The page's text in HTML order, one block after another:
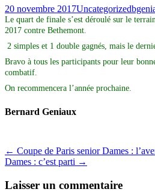
20 novembre 2017Uncategorized
Le quart de finale s’est déroulé sur le
2017 contre Bethemont.
2 simples et 1 double gagnés, mais le
Bravo à tous les participants pour leur
combatif.
On recommencera l’année prochaine.
Bernard Geniaux
← Coupe de Paris senior Dames :
Dames : c’est parti →
Laisser un commentaire